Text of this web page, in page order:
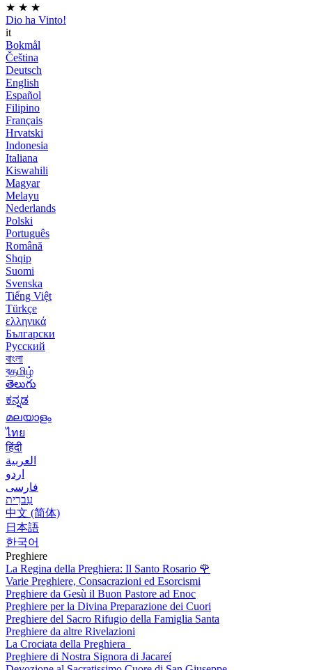
★ ★ ★
Dio ha Vinto!
it
Bokmål
Čeština
Deutsch
English
Español
Filipino
Français
Hrvatski
Indonesia
Italiana
Kiswahili
Magyar
Melayu
Nederlands
Polski
Português
Română
Shqip
Suomi
Svenska
Tiếng Việt
Türkçe
ελληνικά
Български
Русский
বাংলা
বதமிழ்
తెలుగు
ಕನ್ನಡ
മലയാളം
ไทย
हिंदी
العربية
اردو
فارسی
עִברִית
中文 (简体)
日本語
한국어
Preghiere
La Regina della Preghiera: Il Santo Rosario 🌹
Varie Preghiere, Consacrazioni ed Esorcismi
Preghiere da Gesù il Buon Pastore ad Enoc
Preghiere per la Divina Preparazione dei Cuori
Preghiere del Sacro Rifugio della Famiglia Santa
Preghiere da altre Rivelazioni
La Crociata della Preghiera
Preghiere di Nostra Signora di Jacareí